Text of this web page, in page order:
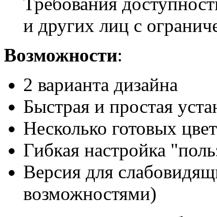
и других лиц с
Возможности:
2 варианта дизайна
Быстрая и простая
Несколько готовых
Гибкая настройка
Версия для
возможностями)